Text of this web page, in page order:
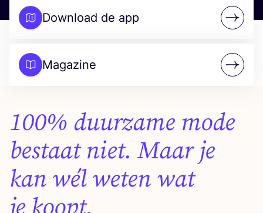
Download de app {{ title
Magazine {{ title
100% duurzame mode
bestaat niet. Maar je
kan wél weten wat